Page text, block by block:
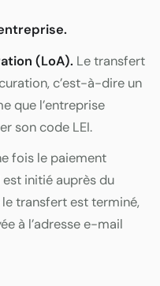
(LoA). Le transfert
c’est-à-dire un
que l’entreprise
son code LEI.
fois le paiement
initié auprès du
transfert est terminé,
à l’adresse e-mail